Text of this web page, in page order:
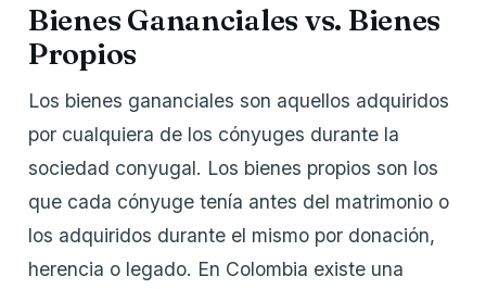
Bienes Gananciales vs. Bienes
Propios
Los bienes gananciales son aquellos adquiridos
por cualquiera de los cónyuges durante la
sociedad conyugal. Los bienes propios son los
que cada cónyuge tenía antes del matrimonio o
los adquiridos durante el mismo por donación,
herencia o legado. En Colombia existe una